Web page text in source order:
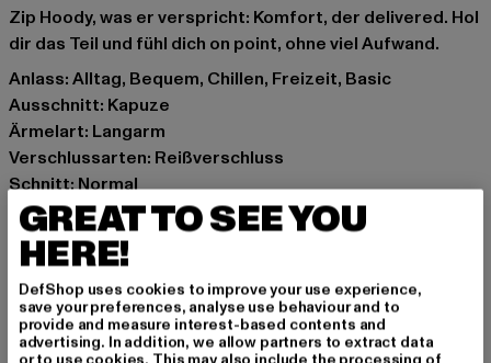
Zip Hoody, was er verspricht: Komfort, der delivered. Hol
dir das Teil und fühl dich on point, ohne viel Aufwand.
Anlass: Alltag, Bequem, Chillen, Freizeit, Basic
Ausschnitt: Kapuze
Ärmelart: Langarm
Verschlussarten: Reißverschluss
Schnitt: Normal
Marke: Urban Classics
Kat.: Zip Hoodies
Farbe: grau
Hersteller Farbe: charcoal
Materialzusammensetzung: 70% Baumwolle, 30%
Polyester
GREAT TO SEE YOU
HERE!
DefShop uses cookies to improve your use experience,
save your preferences, analyse use behaviour and to
provide and measure interest-based contents and
advertising. In addition, we allow partners to extract data